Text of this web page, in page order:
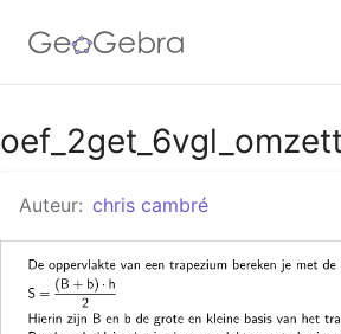
Google Classroom
GeoGebra Klaslokaal
Auteur: chris cambré